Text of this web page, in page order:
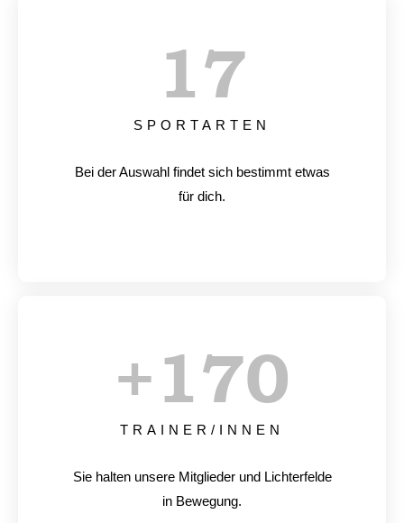
SPORTARTEN
17
Bei der Auswahl findet sich bestimmt etwas
für dich.
TRAINER/INNEN
+170
Sie halten unsere Mitglieder und Lichterfelde
in Bewegung.